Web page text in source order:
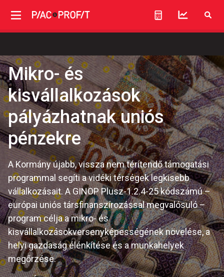
Mikro- és
kisvállalkozások
pályázhatnak uniós
pénzekre
A Kormány újabb, vissza nem térítendő támogatási
programmal segíti a vidéki térségek legkisebb
vállalkozásait. A GINOP Plusz-1.2.4-25 kódszámú –
európai uniós társfinanszírozással megvalósuló –
program célja a mikro- és
kisvállalkozásokversenyképességének növelése, a
helyi gazdaság élénkítése és a munkahelyek
megőrzése.